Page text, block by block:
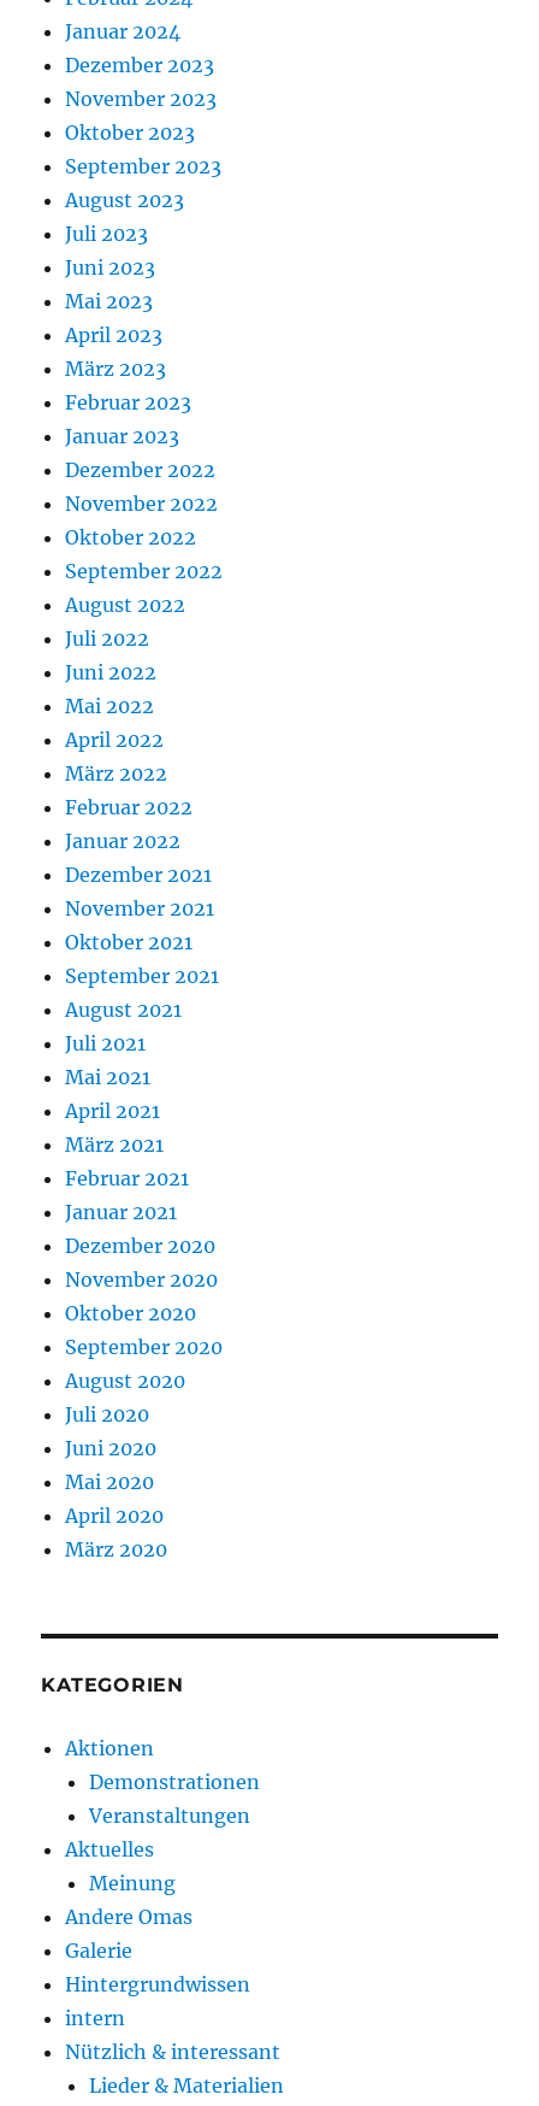
Januar 2024
Dezember 2023
November 2023
Oktober 2023
September 2023
August 2023
Juli 2023
Juni 2023
Mai 2023
April 2023
März 2023
Februar 2023
Januar 2023
Dezember 2022
November 2022
Oktober 2022
September 2022
August 2022
Juli 2022
Juni 2022
Mai 2022
April 2022
März 2022
Februar 2022
Januar 2022
Dezember 2021
November 2021
Oktober 2021
September 2021
August 2021
Juli 2021
Mai 2021
April 2021
März 2021
Februar 2021
Januar 2021
Dezember 2020
November 2020
Oktober 2020
September 2020
August 2020
Juli 2020
Juni 2020
Mai 2020
April 2020
März 2020
KATEGORIEN
Aktionen
Demonstrationen
Veranstaltungen
Aktuelles
Meinung
Andere Omas
Galerie
Hintergrundwissen
intern
Nützlich & interessant
Lieder & Materialien